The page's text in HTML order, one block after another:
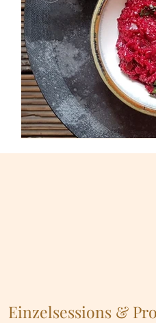
Einzelsessions &